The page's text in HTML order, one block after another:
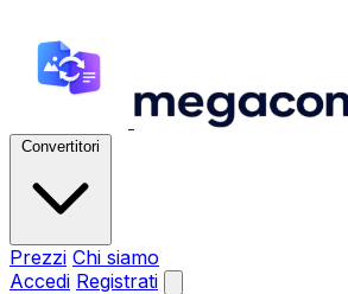
Convertitori
Prezzi Chi siamo
Accedi Registrati